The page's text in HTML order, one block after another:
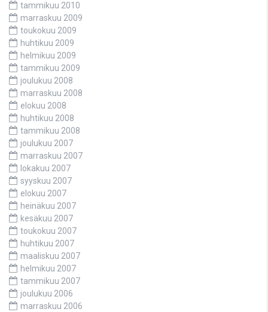
tammikuu 2010
marraskuu 2009
toukokuu 2009
huhtikuu 2009
helmikuu 2009
tammikuu 2009
joulukuu 2008
marraskuu 2008
elokuu 2008
huhtikuu 2008
tammikuu 2008
joulukuu 2007
marraskuu 2007
lokakuu 2007
syyskuu 2007
elokuu 2007
heinäkuu 2007
kesäkuu 2007
toukokuu 2007
huhtikuu 2007
maaliskuu 2007
helmikuu 2007
tammikuu 2007
joulukuu 2006
marraskuu 2006